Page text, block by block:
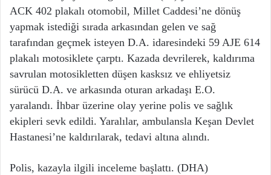
ACK 402 plakalı otomobil, Millet Caddesi’ne dönüş
yapmak istediği sırada arkasından gelen ve sağ
tarafından geçmek isteyen D.A. idaresindeki 59 AJE 614
plakalı motosiklete çarptı. Kazada devrilerek, kaldırıma
savrulan motosikletten düşen kasksız ve ehliyetsiz
sürücü D.A. ve arkasında oturan arkadaşı E.O.
yaralandı. İhbar üzerine olay yerine polis ve sağlık
ekipleri sevk edildi. Yaralılar, ambulansla Keşan Devlet
Hastanesi’ne kaldırılarak, tedavi altına alındı.
Polis, kazayla ilgili inceleme başlattı. (DHA)